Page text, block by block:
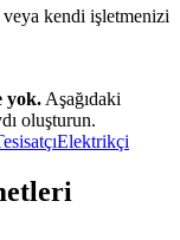
kendi işletmenizi
yok. Aşağıdaki
oluşturun.
Elektrikçi